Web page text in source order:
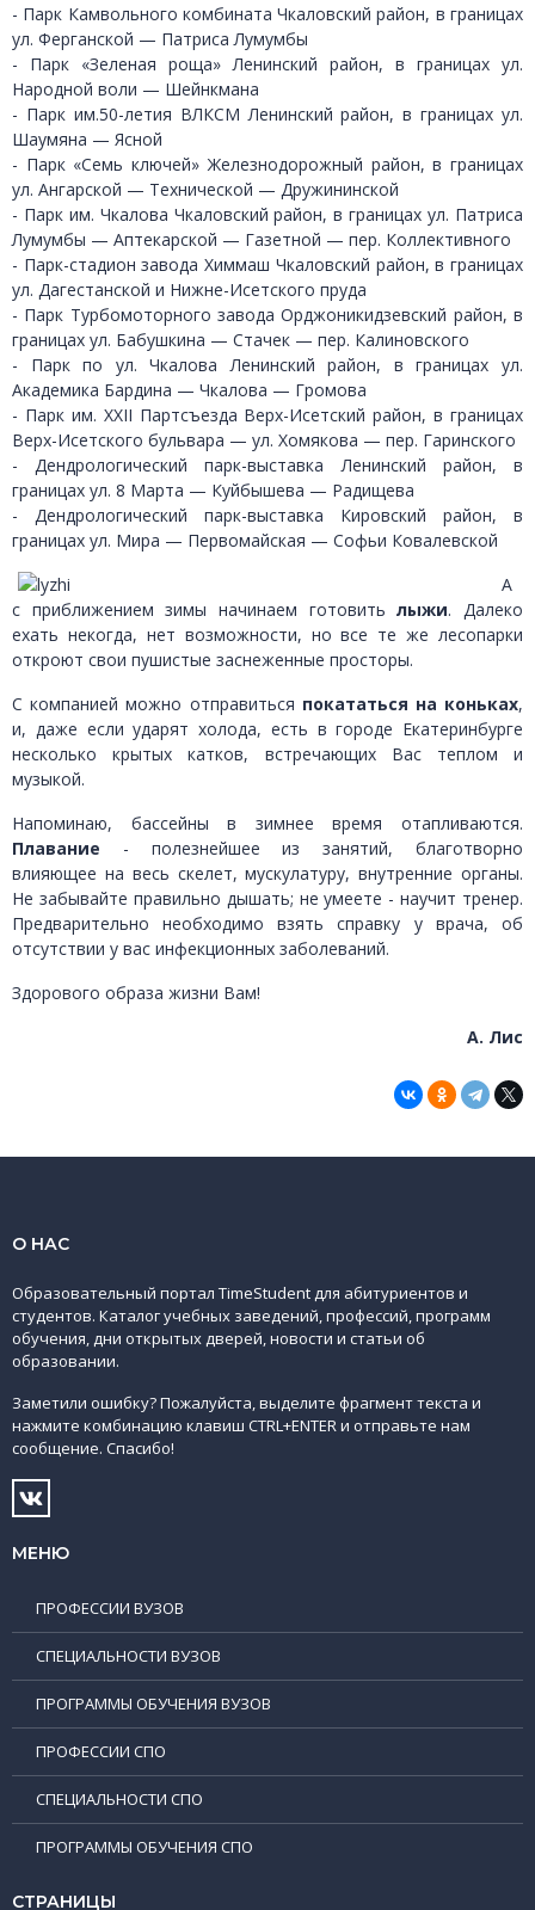
- Парк Камвольного комбината Чкаловский район, в границах
ул. Ферганской — Патриса Лумумбы
- Парк «Зеленая роща» Ленинский район, в границах ул.
Народной воли — Шейнкмана
- Парк им.50-летия ВЛКСМ Ленинский район, в границах ул.
Шаумяна — Ясной
- Парк «Семь ключей» Железнодорожный район, в границах
ул. Ангарской — Технической — Дружининской
- Парк им. Чкалова Чкаловский район, в границах ул. Патриса
Лумумбы — Аптекарской — Газетной — пер. Коллективного
- Парк-стадион завода Химмаш Чкаловский район, в границах
ул. Дагестанской и Нижне-Исетского пруда
- Парк Турбомоторного завода Орджоникидзевский район, в
границах ул. Бабушкина — Стачек — пер. Калиновского
- Парк по ул. Чкалова Ленинский район, в границах ул.
Академика Бардина — Чкалова — Громова
- Парк им. XXII Партсъезда Верх-Исетский район, в границах
Верх-Исетского бульвара — ул. Хомякова — пер. Гаринского
- Дендрологический парк-выставка Ленинский район, в
границах ул. 8 Марта — Куйбышева — Радищева
- Дендрологический парк-выставка Кировский район, в
границах ул. Мира — Первомайская — Софьи Ковалевской
А
с приближением зимы начинаем готовитьлыжи. Далеко
ехать некогда, нет возможности, но все те же лесопарки
откроют свои пушистые заснеженные просторы.
С компанией можно отправиться покататься на коньках,
и, даже если ударят холода, есть в городе Екатеринбурге
несколько крытых катков, встречающих Вас теплом и
музыкой.
Напоминаю, бассейны в зимнее время отапливаются.
Плавание - полезнейшее из занятий, благотворно
влияющее на весь скелет, мускулатуру, внутренние органы.
Не забывайте правильно дышать; не умеете - научит тренер.
Предварительно необходимо взять справку у врача, об
отсутствии у вас инфекционных заболеваний.
Здорового образа жизни Вам!
А. Лис
О НАС
Образовательный портал TimeStudent для абитуриентов и
студентов. Каталог учебных заведений, профессий, программ
обучения, дни открытых дверей, новости и статьи об
образовании.
Заметили ошибку? Пожалуйста, выделите фрагмент текста и
нажмите комбинацию клавиш CTRL+ENTER и отправьте нам
сообщение. Спасибо!
МЕНЮ
ПРОФЕССИИ ВУЗОВ
СПЕЦИАЛЬНОСТИ ВУЗОВ
ПРОГРАММЫ ОБУЧЕНИЯ ВУЗОВ
ПРОФЕССИИ СПО
СПЕЦИАЛЬНОСТИ СПО
ПРОГРАММЫ ОБУЧЕНИЯ СПО
СТРАНИЦЫ